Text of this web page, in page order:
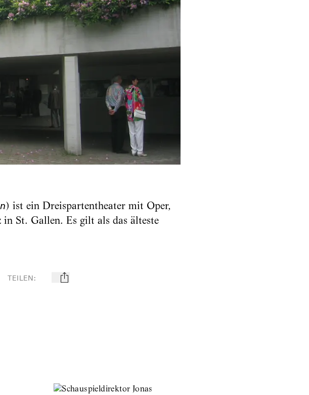
) ist ein Dreispartentheater mit Oper,
St. Gallen. Es gilt als das älteste
TEILEN: mail